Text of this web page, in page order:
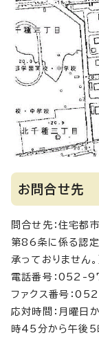
お問合せ先
問合せ先：住宅都
第86条に係る認定
承っておりません。
電話番号：052-
ファクス番号：
応対時間：月曜日
時45分から午後